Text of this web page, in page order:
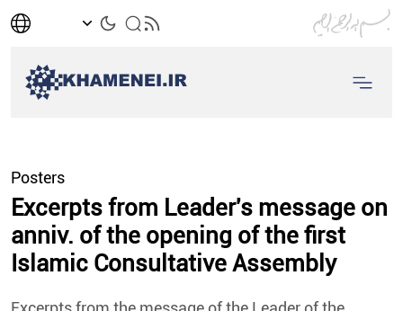
Posters
Excerpts from Leader's message on
anniv. of the opening of the first
Islamic Consultative Assembly